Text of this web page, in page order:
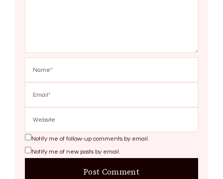
Notify me of follow-up comments by email.
Notify me of new posts by email.